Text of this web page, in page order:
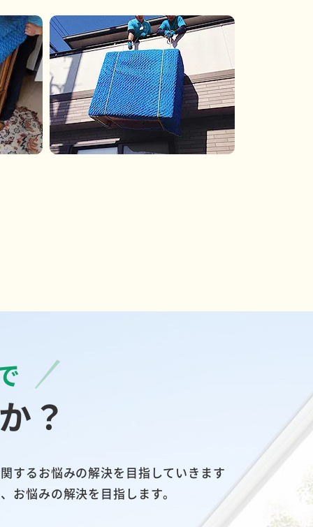
？
するお悩みの解決を目指していきます
悩みの解決を目指します。